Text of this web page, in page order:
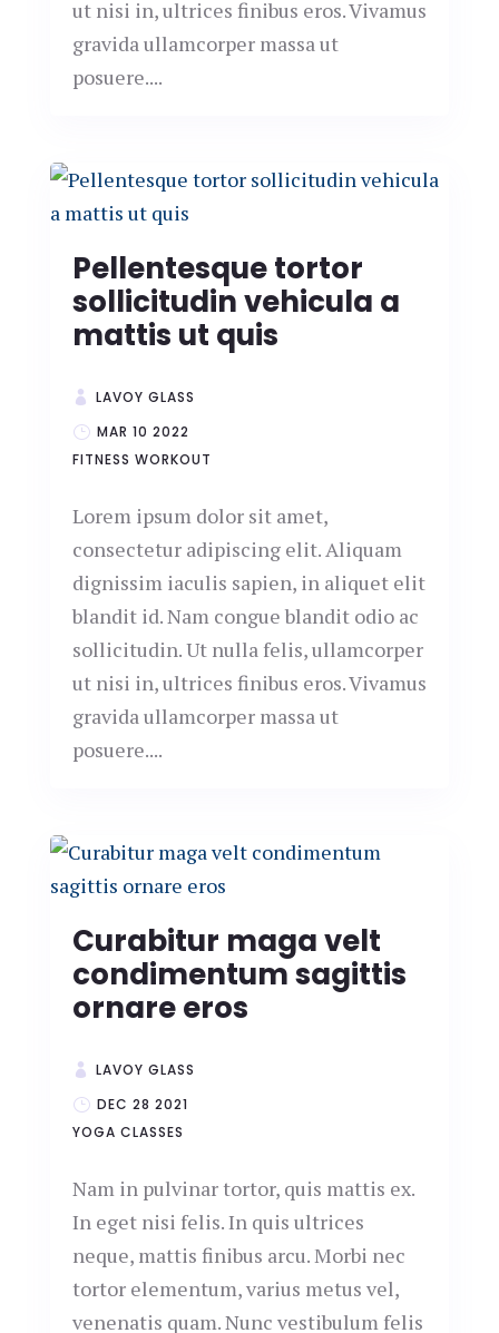
ut nisi in, ultrices finibus eros. Vivamus
gravida ullamcorper massa ut
posuere....
Pellentesque tortor
sollicitudin vehicula a
mattis ut quis
LAVOY GLASS
MAR 10 2022
FITNESS WORKOUT
Lorem ipsum dolor sit amet,
consectetur adipiscing elit. Aliquam
dignissim iaculis sapien, in aliquet elit
blandit id. Nam congue blandit odio ac
sollicitudin. Ut nulla felis, ullamcorper
ut nisi in, ultrices finibus eros. Vivamus
gravida ullamcorper massa ut
posuere....
Curabitur maga velt
condimentum sagittis
ornare eros
LAVOY GLASS
DEC 28 2021
YOGA CLASSES
Nam in pulvinar tortor, quis mattis ex.
In eget nisi felis. In quis ultrices
neque, mattis finibus arcu. Morbi nec
tortor elementum, varius metus vel,
venenatis quam. Nunc vestibulum felis